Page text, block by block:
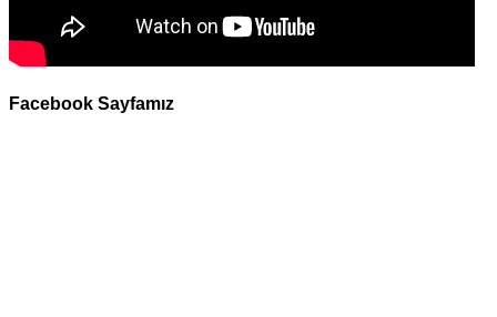
Facebook Sayfamız